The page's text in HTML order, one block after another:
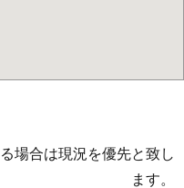
場合は現況を優先と致し
ます。